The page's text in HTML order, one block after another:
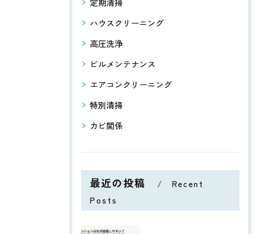
ハウスクリーニング
高圧洗浄
ビルメンテナンス
エアコンクリーニング
特別清掃
カビ関係
最近の投稿
Recent
Posts